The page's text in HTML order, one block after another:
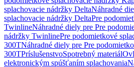
splachovacie nádržky DeltaNáhradné
splachovacie nádržky DeltaPre
TwinlineNáhradné diely pre Pre
nádržky TwinlinePre podomietkové
300TNáhradné diely pre Pre
300TPríslušenstvoSpotrebný materiál
elektronickým spúšťaním splachovania